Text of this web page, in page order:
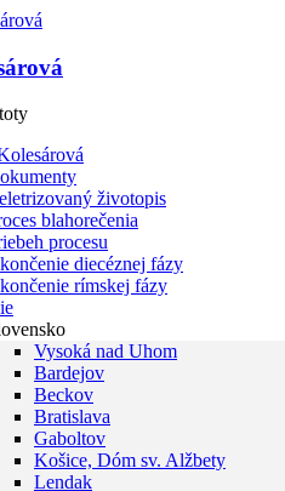
životopis
blahorečenia
procesu
diecéznej fázy
rímskej fázy
Vysoká nad Uhom
Bardejov
Beckov
Bratislava
Gaboltov
Košice, Dóm sv. Alžbety
Lendak